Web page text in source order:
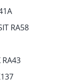
RA58
RA43